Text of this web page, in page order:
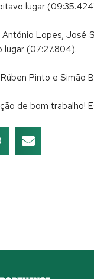
lugar
Lopes, José
lugar (07:27.804).
Pinto e Simão
de bom trabalho!